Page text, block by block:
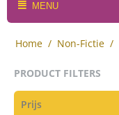
MENU
Home / Non-Fictie /
PRODUCT FILTERS
Prijs